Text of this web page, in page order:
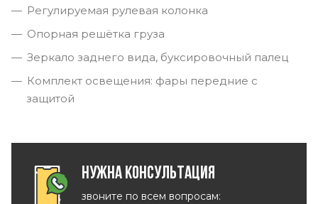
Регулируемая рулевая колонка
Опорная решётка груза
Зеркало заднего вида, буксировочный палец
Комплект освещения: фары передние с
защитой
Нужна консультация
звоните по всем вопросам: